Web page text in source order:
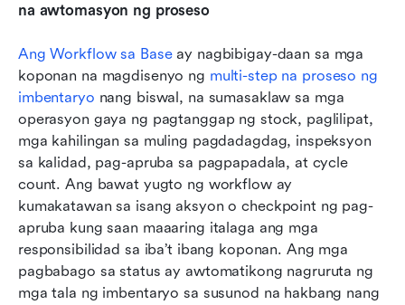
na awtomasyon ng proseso
Ang Workflow sa Base ay nagbibigay-daan sa mga
koponan na magdisenyo ng multi-step na proseso ng
imbentaryo nang biswal, na sumasaklaw sa mga
operasyon gaya ng pagtanggap ng stock, paglilipat,
mga kahilingan sa muling pagdadagdag, inspeksyon
sa kalidad, pag-apruba sa pagpapadala, at cycle
count. Ang bawat yugto ng workflow ay
kumakatawan sa isang aksyon o checkpoint ng pag-
apruba kung saan maaaring italaga ang mga
responsibilidad sa iba’t ibang koponan. Ang mga
pagbabago sa status ay awtomatikong nagruruta ng
mga tala ng imbentaryo sa susunod na hakbang nang